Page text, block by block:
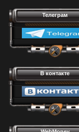
Телеграм
В контакте